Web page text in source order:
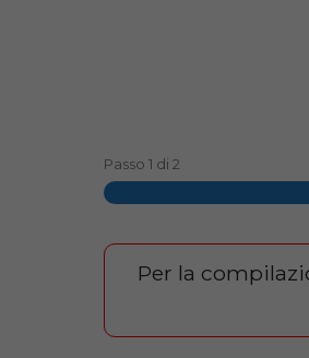
Passo 1 di 2
Per la